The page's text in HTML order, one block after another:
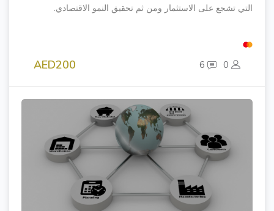
التي تشجع على الاستثمار ومن ثم تحقيق النمو الاقتصادي.
0
6
AED200